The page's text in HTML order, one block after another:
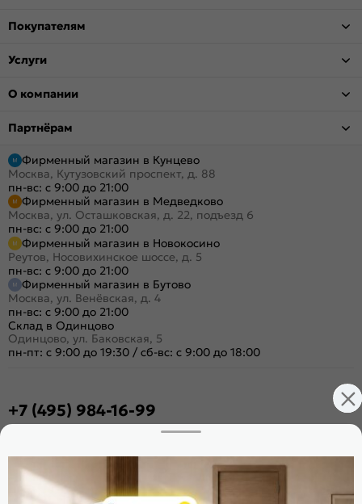
Покупателям
Услуги
О компании
Партнёрам
Фирменный магазин в Кунцево
Москва, Кутузовский проспект, д. 88
пн-вс: с 9:00 до 21:00
Фирменный магазин в Медведково
Москва, ул. Осташковская, д. 22, подъезд 6
пн-вс: с 9:00 до 21:00
Фирменный магазин в Новокосино
Реутов, Носовихинское шоссе, д. 5
пн-вс: с 9:00 до 21:00
Фирменный магазин в Бутово
Москва, ул. Венёвская, д. 4
пн-вс: с 9:00 до 21:00
Склад в Одинцово
Одинцово, ул. Баковская, 5
пн-пт: с 9:00 до 19:30 / сб-вс: с 9:00 до 18:00
+7 (495) 984-16-99
Стать дилером